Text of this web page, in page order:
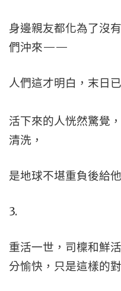
身邊親友都化為了沒
們沖來——
人們這才明白，末日
活下來的人恍然驚覺
清洗，
是地球不堪重負後給
3.
重活一世，司檁和鮮
分愉快，只是這樣的